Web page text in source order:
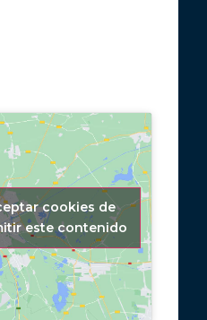
cookies de
este contenido